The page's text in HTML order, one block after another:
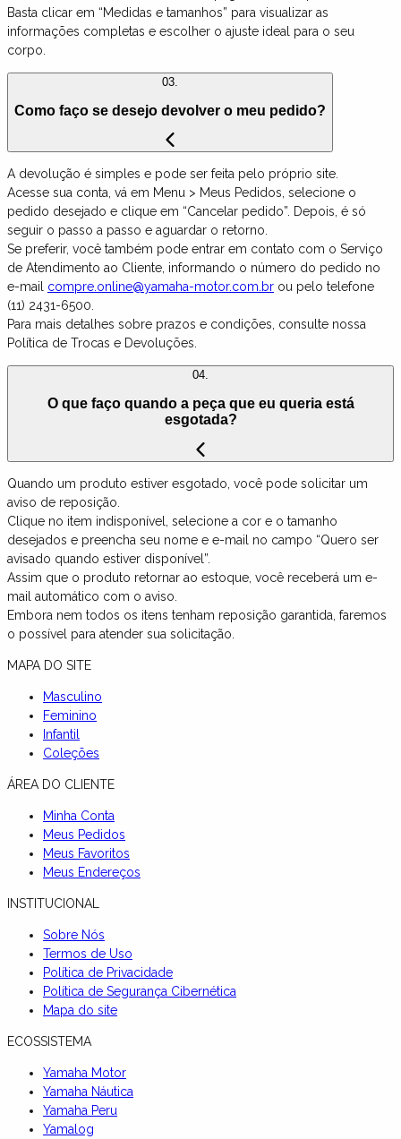
Basta clicar em “Medidas e tamanhos” para visualizar as
informações completas e escolher o ajuste ideal para o seu
corpo.
03.
Como faço se desejo devolver o meu pedido?
A devolução é simples e pode ser feita pelo próprio site.
Acesse sua conta, vá em Menu > Meus Pedidos, selecione o
pedido desejado e clique em “Cancelar pedido”. Depois, é só
seguir o passo a passo e aguardar o retorno.
Se preferir, você também pode entrar em contato com o Serviço
de Atendimento ao Cliente, informando o número do pedido no
e-mail compre.online@yamaha-motor.com.br ou pelo telefone
(11) 2431-6500.
Para mais detalhes sobre prazos e condições, consulte nossa
Política de Trocas e Devoluções.
04.
O que faço quando a peça que eu queria está
esgotada?
Quando um produto estiver esgotado, você pode solicitar um
aviso de reposição.
Clique no item indisponível, selecione a cor e o tamanho
desejados e preencha seu nome e e-mail no campo “Quero ser
avisado quando estiver disponível”.
Assim que o produto retornar ao estoque, você receberá um e-
mail automático com o aviso.
Embora nem todos os itens tenham reposição garantida, faremos
o possível para atender sua solicitação.
MAPA DO SITE
Masculino
Feminino
Infantil
Coleções
ÁREA DO CLIENTE
Minha Conta
Meus Pedidos
Meus Favoritos
Meus Endereços
INSTITUCIONAL
Sobre Nós
Termos de Uso
Política de Privacidade
Política de Segurança Cibernética
Mapa do site
ECOSSISTEMA
Yamaha Motor
Yamaha Náutica
Yamaha Peru
Yamalog